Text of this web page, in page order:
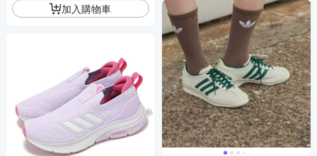
加入購物車